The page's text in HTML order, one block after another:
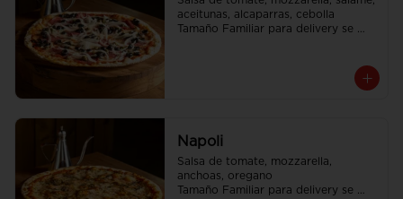
aceitunas, alcaparras, cebolla
Tamaño Familiar para delivery se
Napoli
Salsa de tomate, mozzarella,
anchoas, oregano
Tamaño Familiar para delivery se